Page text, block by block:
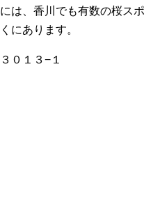
は、香川でも有数の桜スポ
にあります。
０１３−１